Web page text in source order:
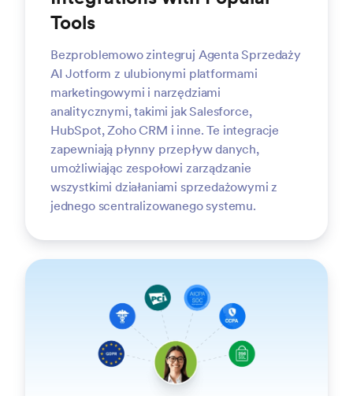
Tools
Bezproblemowo zintegruj Agenta Sprzedaży
AI Jotform z ulubionymi platformami
marketingowymi i narzędziami
analitycznymi, takimi jak Salesforce,
HubSpot, Zoho CRM i inne. Te integracje
zapewniają płynny przepływ danych,
umożliwiając zespołowi zarządzanie
wszystkimi działaniami sprzedażowymi z
jednego scentralizowanego systemu.